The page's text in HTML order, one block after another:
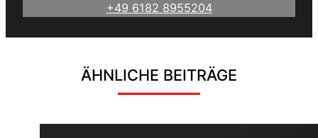
+49 6182 8955204
ÄHNLICHE BEITRÄGE